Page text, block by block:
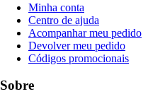
Minha conta
Centro de ajuda
Acompanhar meu pedido
Devolver meu pedido
Códigos promocionais
Sobre